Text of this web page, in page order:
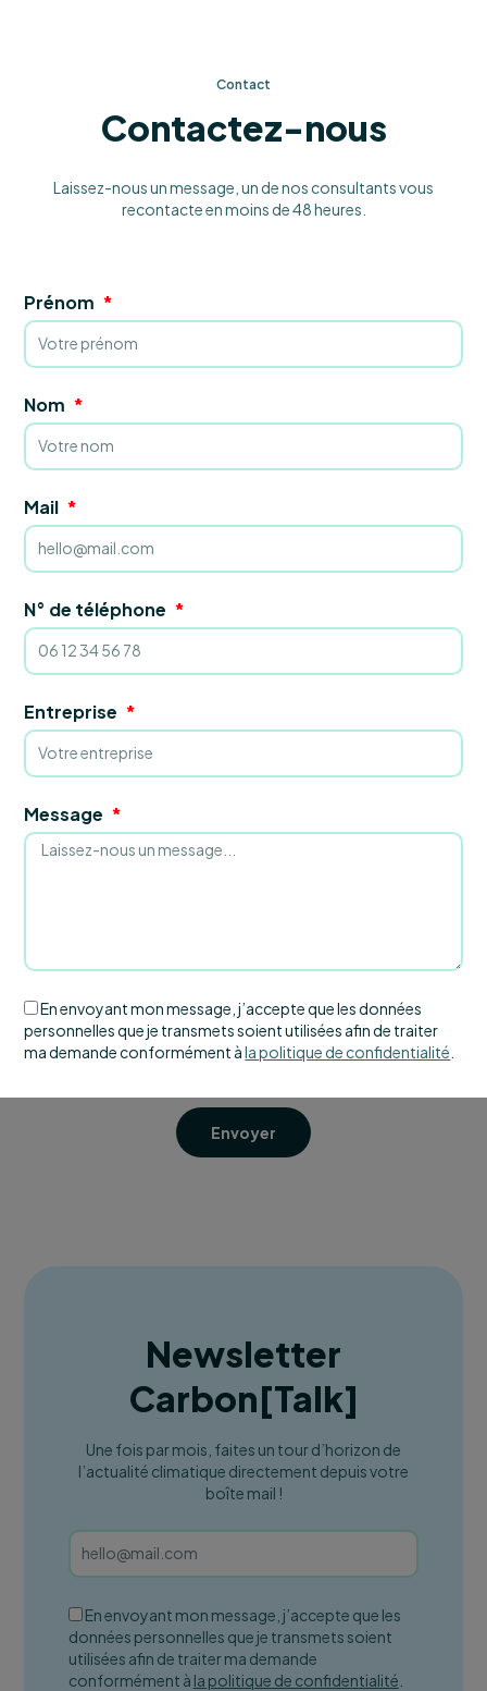
Contact
Contactez-nous
Laissez-nous un message, un de nos consultants vous
recontacte en moins de 48 heures.
Prénom
Nom
Mail
N° de téléphone
Entreprise
Message
En envoyant mon message, j’accepte que les données
personnelles que je transmets soient utilisées afin de traiter
ma demande conformément àla politique de confidentialité
Envoyer
Newsletter
Carbon[Talk]
Une fois par mois, faites un tour d’horizon de
l’actualité climatique directement depuis votre
boîte mail !
En envoyant mon message, j’accepte que les
données personnelles que je transmets soient
utilisées afin de traiter ma demande
conformément à la politique de confidentialité